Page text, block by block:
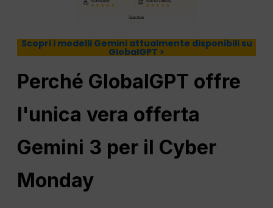
Scopri i modelli Gemini attualmente disponibili su
GlobalGPT >
Perché GlobalGPT offre
l'unica vera offerta
Gemini 3 per il Cyber
Monday